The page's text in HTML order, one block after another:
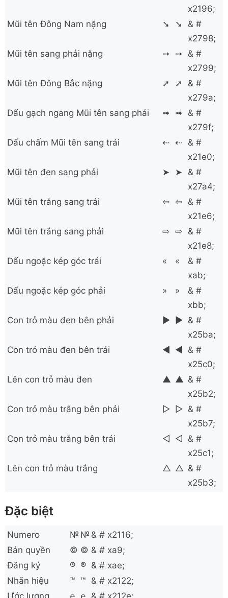
x2196;
Mũi tên Đông Nam nặng
➘ ➘
& #
x2798;
Mũi tên sang phải nặng
➙ ➙ & #
x2799;
Mũi tên Đông Bắc nặng
➚ ➚
& #
x279a;
Dấu gạch ngang Mũi tên sang phải
➟ ➟ & #
x279f;
Dấu chấm Mũi tên sang trái
⇠ ⇠ & #
x21e0;
Mũi tên đen sang phải
➤ ➤
& #
x27a4;
Mũi tên trắng sang trái
⇦ ⇦ & #
x21e6;
Mũi tên trắng sang phải
⇨ ⇨ & #
x21e8;
Dấu ngoặc kép góc trái
« «
& #
xab;
Dấu ngoặc kép góc phải
» »
& #
xbb;
Con trỏ màu đen bên phải
► ► & #
x25ba;
Con trỏ màu đen bên trái
◀ ◀
& #
x25c0;
Lên con trỏ màu đen
▲ ▲ & #
x25b2;
Con trỏ màu trắng bên phải
▷ ▷ & #
x25b7;
Con trỏ màu trắng bên trái
◁ ◁
& #
x25c1;
Lên con trỏ màu trắng
△ △ & #
x25b3;
Đặc biệt
Numero № № & # x2116;
Bản quyền
© © & # xa9;
Đăng ký
® ® & # xae;
Nhãn hiệu
™ ™ & # x2122;
Ước lượng
℮ ℮ & # x212e;